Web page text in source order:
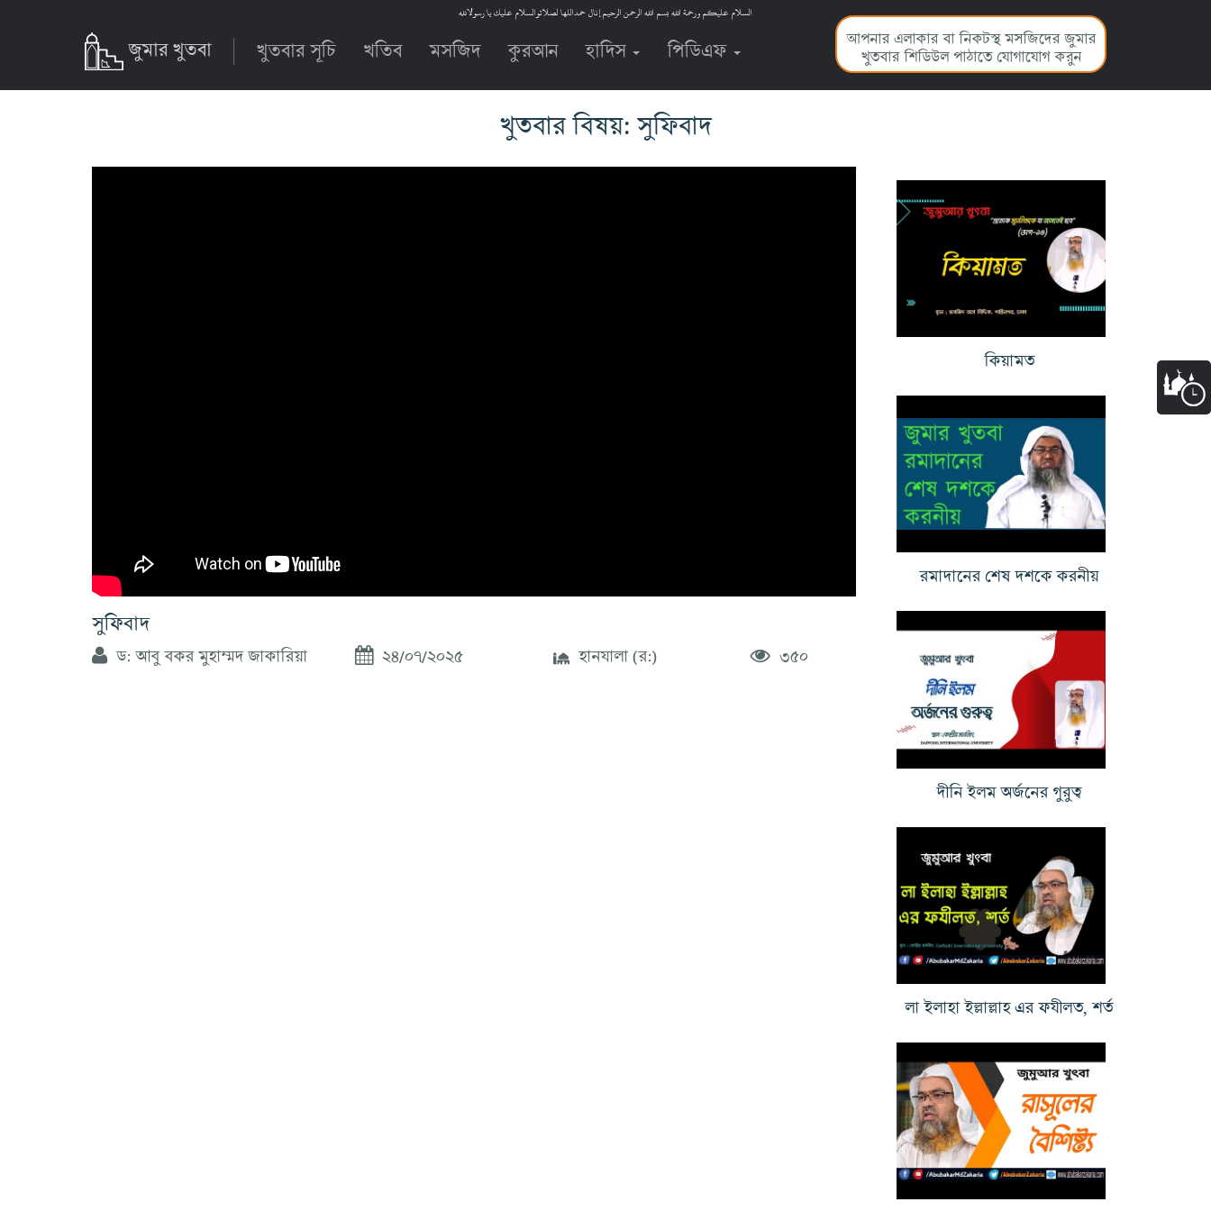
السلام عليكم ورحمة الله بسم الله الرحمن الرحيم إنال حمداللها لصلاتوالسلام عليك يا رسولالله
জুমার খুতবা খুতবার সূচি খতিব মসজিদ কুরআন হাদিস পিডিএফ
আপনার এলাকার বা নিকটস্থ মসজিদের জুমার
খুতবার শিডিউল পাঠাতে যোগাযোগ করুন
খুতবার বিষয়: সুফিবাদ
সুফিবাদ
ড: আবু বকর মুহাম্মদ জাকারিয়া ২৪/০৭/২০২৫ হানযালা (র:) ৩৫০
কিয়ামত
রমাদানের শেষ দশকে করনীয়
দীনি ইলম অর্জনের গুরুত্ব
লা ইলাহা ইল্লাল্লাহ এর ফযীলত, শর্ত